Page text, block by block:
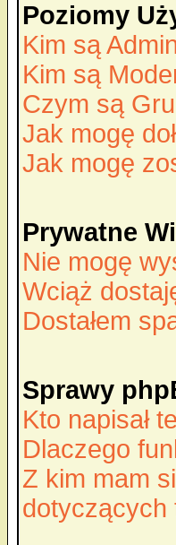
Poziomy
Kim są
Kim są
Czym są
Jak mogę
Jak mogę
Prywatne
Nie mogę
Wciąż
Dostałem
Sprawy
Kto napisał
Dlaczego
Z kim mam
dotyczących